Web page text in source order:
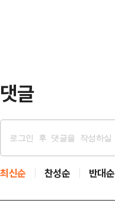
댓글
최신순 찬성순 반대순